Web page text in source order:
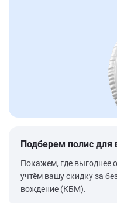
Подберем полис для
Покажем, где выгоднее
учтём вашу скидку за
вождение (КБМ).